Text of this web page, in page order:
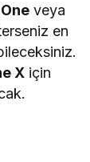
veya
en
Xiçin